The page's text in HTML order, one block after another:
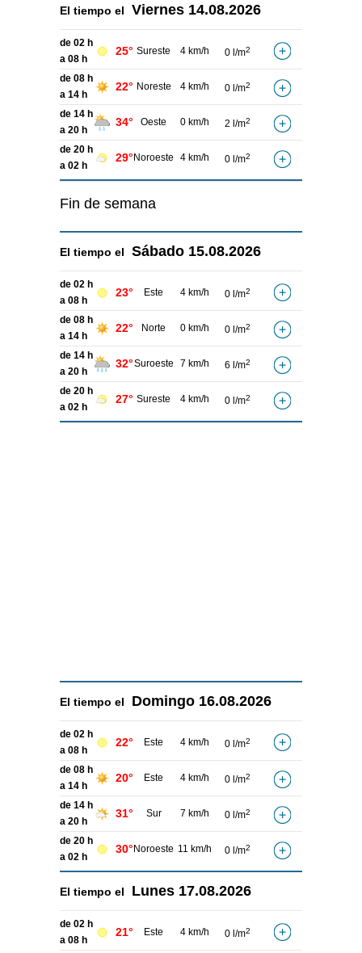
El tiempo el Viernes 14.08.2026
de 02 h
a 08 h
25° Sureste 4 km/h 0 l/m2
de 08 h
a 14 h
22° Noreste 4 km/h 0 l/m2
de 14 h
a 20 h
34° Oeste 0 km/h 2 l/m2
de 20 h
a 02 h
29° Noroeste 4 km/h 0 l/m2
Fin de semana
El tiempo el Sábado 15.08.2026
de 02 h
a 08 h
23° Este 4 km/h 0 l/m2
de 08 h
a 14 h
22° Norte 0 km/h 0 l/m2
de 14 h
a 20 h
32°Suroeste 7 km/h 6 l/m2
de 20 h
a 02 h
27° Sureste 4 km/h 0 l/m2
El tiempo el Domingo 16.08.2026
de 02 h
a 08 h
22° Este 4 km/h 0 l/m2
de 08 h
a 14 h
20° Este 4 km/h 0 l/m2
de 14 h
a 20 h
31° Sur 7 km/h 0 l/m2
de 20 h
a 02 h
30° Noroeste 11 km/h 0 l/m2
El tiempo el Lunes 17.08.2026
de 02 h
a 08 h
21° Este 4 km/h 0 l/m2